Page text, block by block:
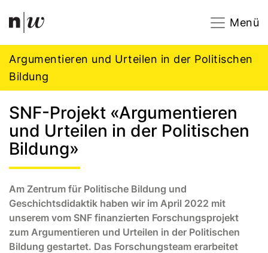
Navigation
Menü
Argumentieren und Urteilen in der Politischen
Bildung
SNF-Projekt «Argumentieren
und Urteilen in der Politischen
Bildung»
Am Zentrum für Politische Bildung und
Geschichtsdidaktik haben wir im April 2022 mit
unserem vom SNF finanzierten Forschungsprojekt
zum Argumentieren und Urteilen in der Politischen
Bildung gestartet. Das Forschungsteam erarbeitet
Footer